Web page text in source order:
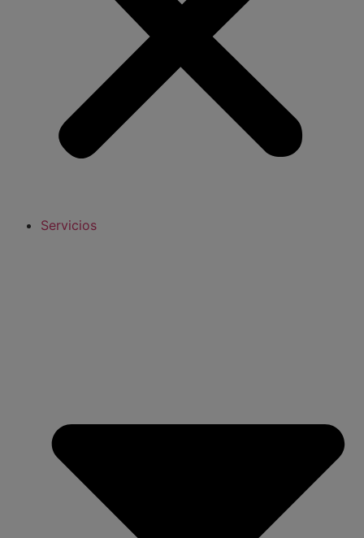
Servicios